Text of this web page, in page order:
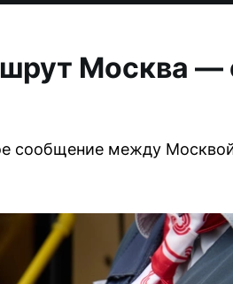
Москва —
сообщение между